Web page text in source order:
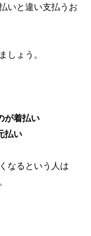
いと違い支払うお
しょう。
が着払い
払い
なるという人は